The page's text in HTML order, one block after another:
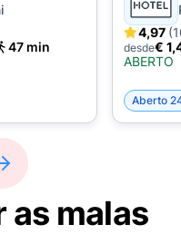
47 min
4,97
desde€
ABERTO
Aberto
as malas